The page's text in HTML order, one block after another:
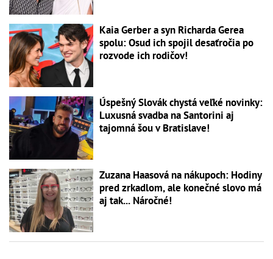
Kaia Gerber a syn Richarda Gerea
spolu: Osud ich spojil desaťročia po
rozvode ich rodičov!
Úspešný Slovák chystá veľké novinky:
Luxusná svadba na Santorini aj
tajomná šou v Bratislave!
Zuzana Haasová na nákupoch: Hodiny
pred zrkadlom, ale konečné slovo má
aj tak... Náročné!